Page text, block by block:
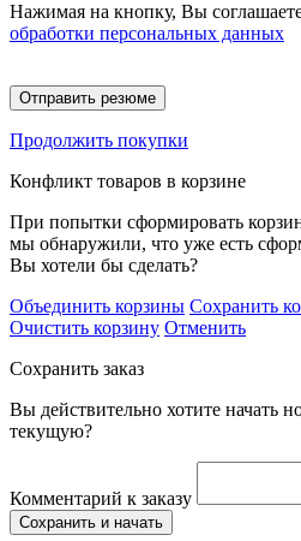
Нажимая на кнопку, Вы
обработки персональных данных
Отправить резюме
Продолжить покупки
Конфликт товаров в корзине
При попытки сформировать
мы обнаружили, что уже есть
Вы хотели бы сделать?
Объединить корзины Сохранить
Очистить корзину Отменить
Сохранить заказ
Вы действительно хотите начать
текущую?
Комментарий к заказу
Сохранить и начать